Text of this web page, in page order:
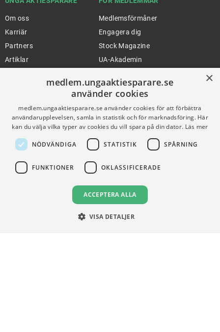
Om oss
Karriär
Partners
Artiklar
Medlemsförmåner
Engagera dig
Stock Magazine
UA-Akademin
FÖR SKOLOR
Gymnasieprofilen
Ung Privatekonomi
HJÄLP
Support
VILLKOR
×
medlem.ungaaktiesparare.se
använder cookies
medlem.ungaaktiesparare.se använder cookies för att förbättra
användarupplevelsen, samla in statistik och för marknadsföring. Här
kan du välja vilka typer av cookies du vill spara på din dator. Läs mer
NÖDVÄNDIGA STATISTIK SPÅRNING
FUNKTIONER OKLASSIFICERADE
ACCEPTERA ALLA
VISA DETALJER